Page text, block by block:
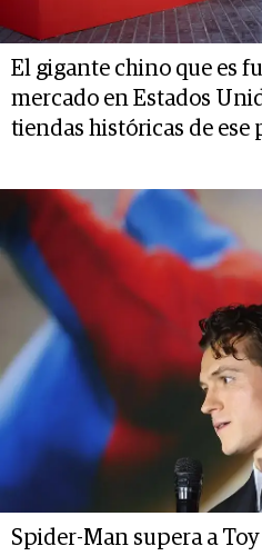
El gigante chino que es
mercado en Estados
tiendas históricas de ese
Spider-Man supera a